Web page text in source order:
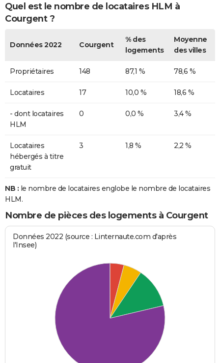
Quel est le nombre de locataires HLM à
Courgent ?
Données 2022 Courgent
% des
logements
Moyenne
des villes
Propriétaires 148 87,1 % 78,6 %
Locataires 17 10,0 % 18,6 %
- dont locataires
HLM
0 0,0 % 3,4 %
Locataires
hébergés à titre
gratuit
3 1,8 % 2,2 %
NB : le nombre de locataires englobe le nombre de locataires
HLM.
Nombre de pièces des logements à Courgent
Données 2022 (source : Linternaute.com d'après
l'Insee)